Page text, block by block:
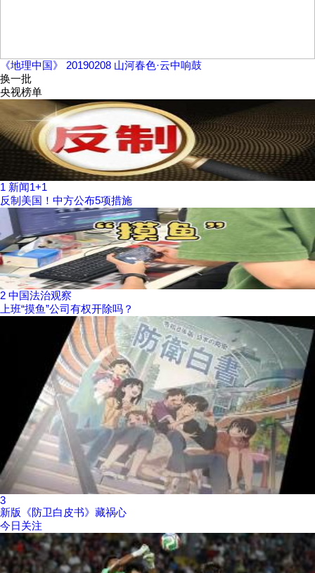
《地理中国》 20190208 山河春色·云中响鼓
换一批
央视榜单
1 新闻1+1
反制美国！中方公布5项措施
2 中国法治观察
上班“摸鱼”公司有权开除吗？
3
新版《防卫白皮书》藏祸心
今日关注